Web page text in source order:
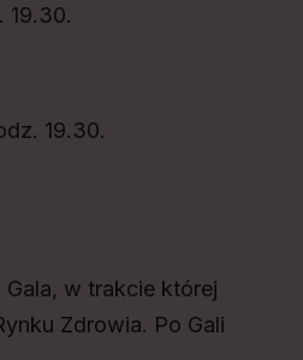
19.30.
19.30.
w trakcie której
Zdrowia. Po Gali